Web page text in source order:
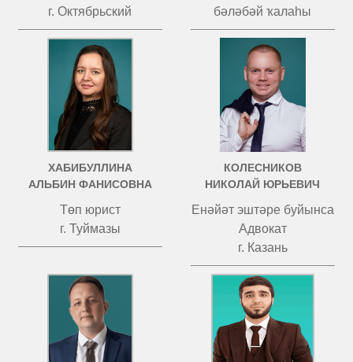
г. Октябрьский
бәләбәй ҡалаһы
ХАБИБУЛЛИНА
АЛЬБИН ФАНИСОВНА
Төп юрист
г. Туймазы
КОЛЕСНИКОВ
НИКОЛАЙ ЮРЬЕВИЧ
Енәйәт эштәре буйынса
Адвокат
г. Казань